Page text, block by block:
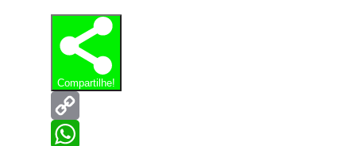
Compartilhe!
Copy